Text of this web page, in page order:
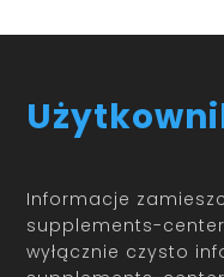
Informacje
supplements-
wyłącznie czysto